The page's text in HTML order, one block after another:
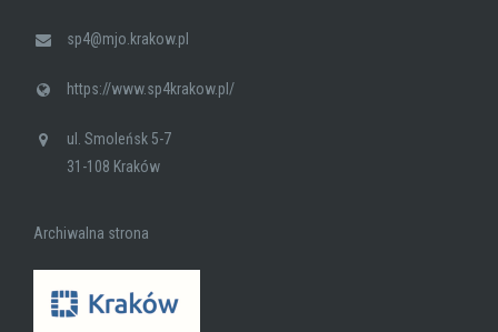
sp4@mjo.krakow.pl
https://www.sp4krakow.pl/
ul. Smoleńsk 5-7
31-108 Kraków
Archiwalna strona